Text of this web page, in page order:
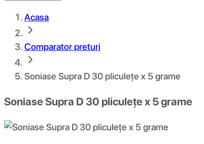
Acasa
Comparator preturi
Soniase Supra D 30 pliculețe x 5 grame
Soniase Supra D 30 pliculețe x 5 grame